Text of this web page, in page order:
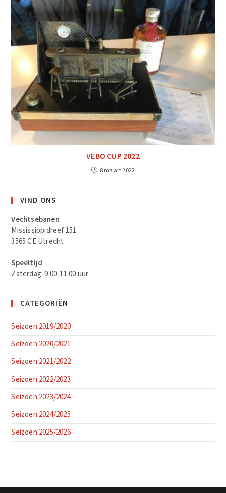
VEBO CUP 2022
8 maart 2022
VIND ONS
Vechtsebanen
Mississippidreef 151
3565 CE Utrecht
Speeltijd
Zaterdag: 9.00-11.00 uur
CATEGORIËN
Seizoen 2019/2020
Seizoen 2020/2021
Seizoen 2021/2022
Seizoen 2022/2023
Seizoen 2023/2024
Seizoen 2024/2025
Seizoen 2025/2026